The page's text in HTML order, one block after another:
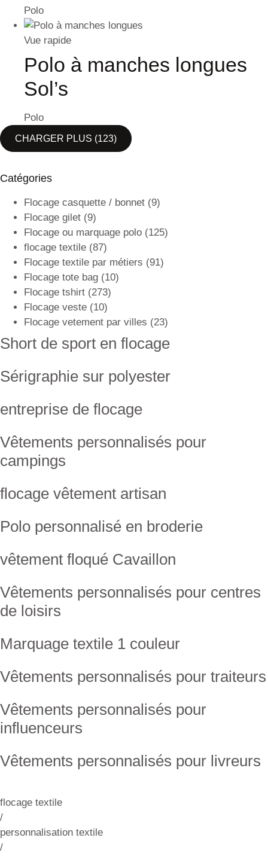
Polo
Vue rapide
Polo à manches longues
Sol’s
Polo
CHARGER PLUS (123)
Catégories
Flocage casquette / bonnet (9)
Flocage gilet (9)
Flocage ou marquage polo (125)
flocage textile (87)
Flocage textile par métiers (91)
Flocage tote bag (10)
Flocage tshirt (273)
Flocage veste (10)
Flocage vetement par villes (23)
Short de sport en flocage
Sérigraphie sur polyester
entreprise de flocage
Vêtements personnalisés pour
campings
flocage vêtement artisan
Polo personnalisé en broderie
vêtement floqué Cavaillon
Vêtements personnalisés pour centres
de loisirs
Marquage textile 1 couleur
Vêtements personnalisés pour traiteurs
Vêtements personnalisés pour
influenceurs
Vêtements personnalisés pour livreurs
flocage textile
/
personnalisation textile
/